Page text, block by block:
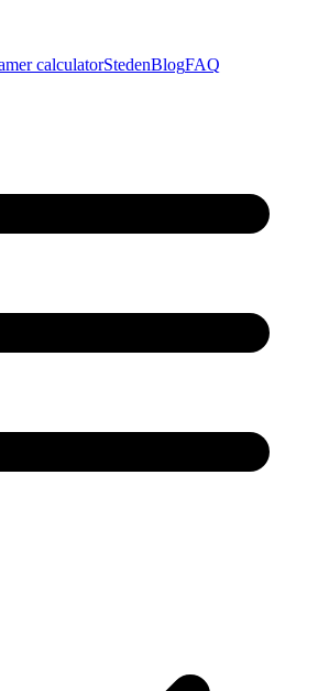
calculatorStedenBlogFAQ